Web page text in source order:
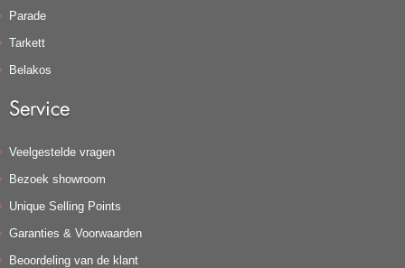
Parade
Tarkett
Belakos
Service
Veelgestelde vragen
Bezoek showroom
Unique Selling Points
Garanties & Voorwaarden
Beoordeling van de klant